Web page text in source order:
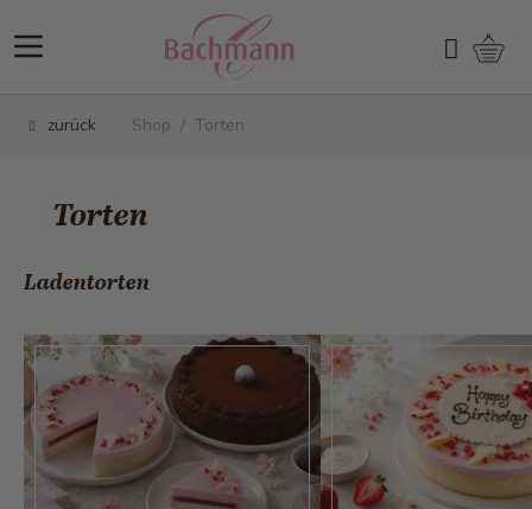
Suchen
zurück Shop / Torten
Torten
Ladentorten